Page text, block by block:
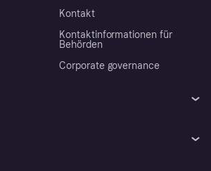
Kontakt
Kontaktinformationen für
Behörden
Corporate governance